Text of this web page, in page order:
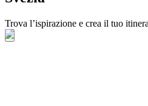
Trova l’ispirazione e crea il tuo